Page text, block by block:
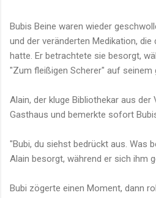
Bubis Beine waren wieder
und der veränderten Medikation,
hatte. Er betrachtete sie besorgt,
"Zum fleißigen Scherer" auf seinem
Alain, der kluge Bibliothekar aus der
Gasthaus und bemerkte sofort
"Bubi, du siehst bedrückt aus. Was
Alain besorgt, während er sich ihm
Bubi zögerte einen Moment, dann